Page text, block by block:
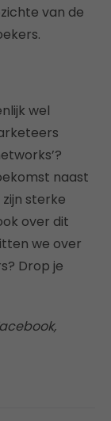
van de
wel
naast
sterke
over dit
we over
Drop je